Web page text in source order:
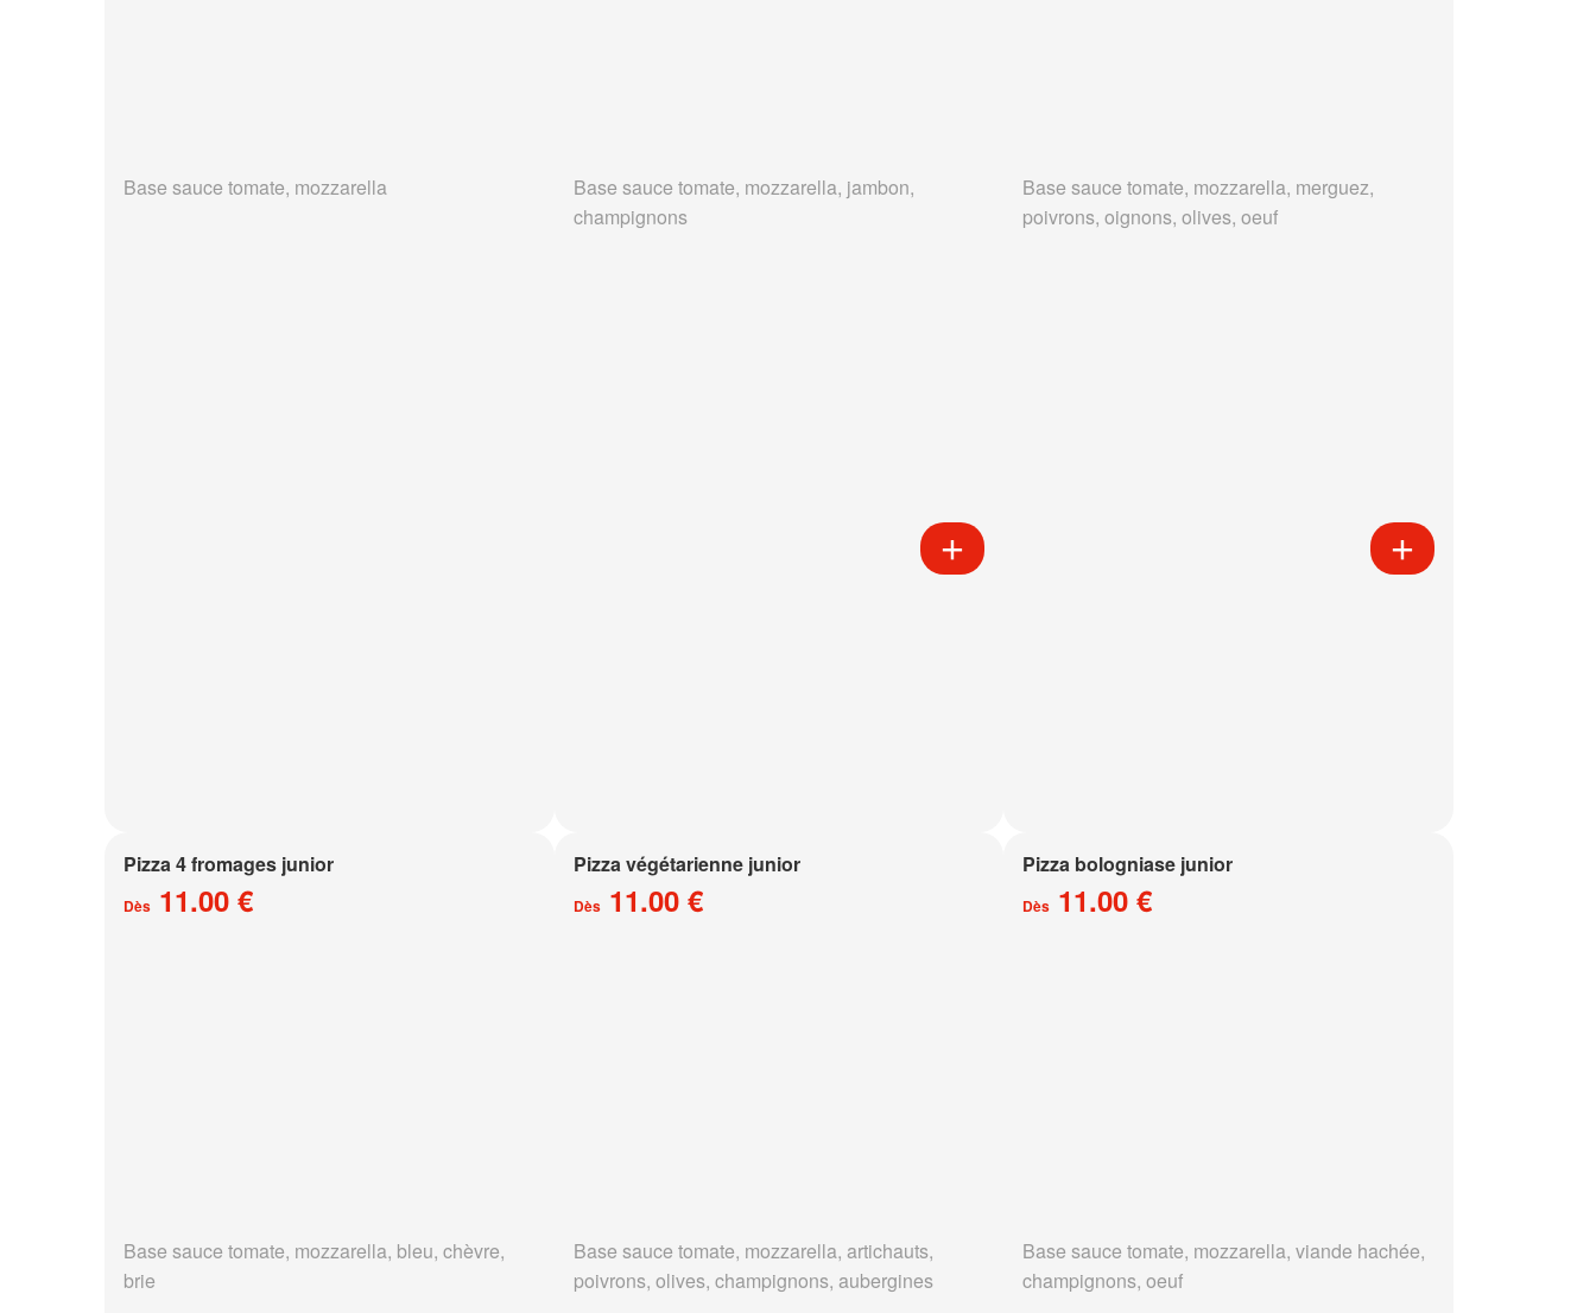
Base sauce tomate, mozzarella
Base sauce tomate, mozzarella, jambon,
champignons
Base sauce tomate, mozzarella, merguez,
poivrons, oignons, olives, oeuf
Pizza 4 fromages junior
Dès 11.00 €
Base sauce tomate, mozzarella, bleu, chèvre,
brie
Pizza végétarienne junior
Dès11.00 €
Base sauce tomate, mozzarella, artichauts,
poivrons, olives, champignons, aubergines
Pizza bologniase junior
Dès 11.00 €
Base sauce tomate, mozzarella, viande hachée,
champignons, oeuf